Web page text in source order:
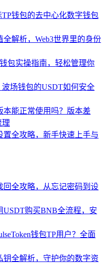
钱包的去中心化数字钱包
全解析，Web3世界里的身份
包实操指南，轻松管理你
场钱包的USDT如何安全
本能正常使用吗？版本差
理
置全攻略，新手快速上手与
回全攻略，从忘记密码到设
USDT购买BNB全流程，安
钱包TP用户？全面
钥全解析，守护你的数字资